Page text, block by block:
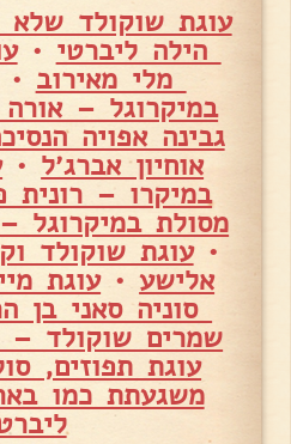
עוגת שוקולד שלא
הילה ליברטי •
מלי מאירוב
במיקרוגל – אורה
גבינה אפויה
אוחיון אברג׳ל •
במיקרו – רונית
מסולת במיקרוגל –
•עוגת שוקולד
אלישע•עוגת
סוניה סאני בן
שמרים שוקולד –
עוגת תפוזים,
משגעתת כמו